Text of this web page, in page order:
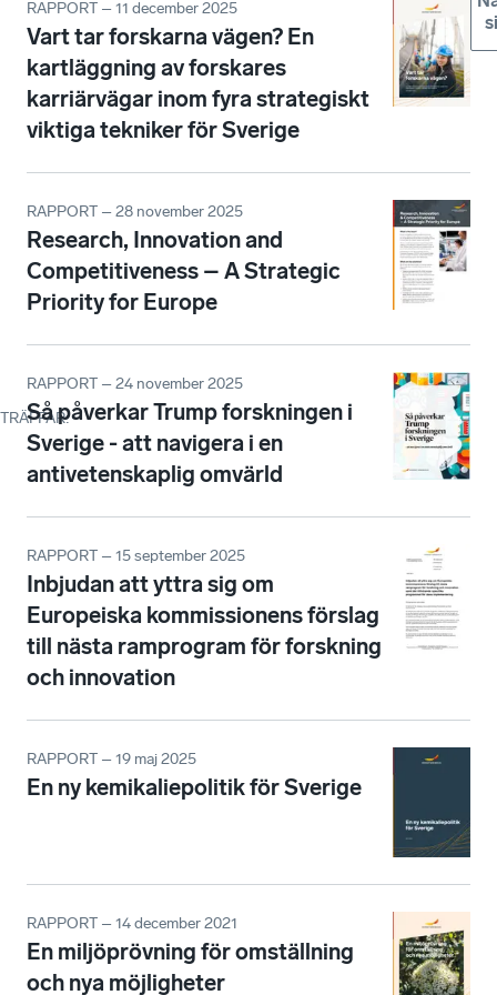
TRÄFFAR:
RAPPORT – 11 december 2025
Vart tar forskarna vägen? En
kartläggning av forskares
karriärvägar inom fyra strategiskt
viktiga tekniker för Sverige
RAPPORT – 28 november 2025
Research, Innovation and
Competitiveness – A Strategic
Priority for Europe
RAPPORT – 24 november 2025
Så påverkar Trump forskningen i
Sverige - att navigera i en
antivetenskaplig omvärld
RAPPORT – 15 september 2025
Inbjudan att yttra sig om
Europeiska kommissionens förslag
till nästa ramprogram för forskning
och innovation
RAPPORT – 19 maj 2025
En ny kemikaliepolitik för Sverige
RAPPORT – 14 december 2021
En miljöprövning för omställning
och nya möjligheter